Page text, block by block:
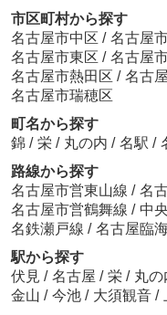
市区町村から探す
名古屋市中区 / 名古屋
名古屋市東区 / 名古屋
名古屋市熱田区 / 名古
名古屋市瑞穂区
町名から探す
錦 / 栄 / 丸の内 / 名駅 /
路線から探す
名古屋市営東山線 / 名
名古屋市営鶴舞線 / 中
名鉄瀬戸線 / 名古屋臨
駅から探す
伏見 / 名古屋 / 栄 / 丸の
金山 / 今池 / 大須観音 /